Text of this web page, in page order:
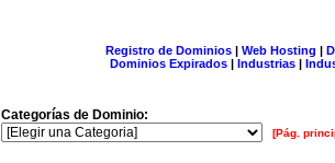
Registro de Dominios| Web Hosting |
Dominios Expirados | Industrias |
Categorías de Dominio:
[Pág.